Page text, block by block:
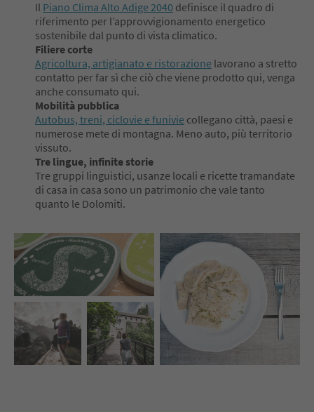
Il Piano Clima Alto Adige 2040 definisce il quadro di
riferimento per l’approvvigionamento energetico
sostenibile dal punto di vista climatico.
Filiere corte
Agricoltura, artigianato e ristorazione lavorano a stretto
contatto per far sì che ciò che viene prodotto qui, venga
anche consumato qui.
Mobilità pubblica
Autobus, treni, ciclovie e funivie collegano città, paesi e
numerose mete di montagna. Meno auto, più territorio
vissuto.
Tre lingue, infinite storie
Tre gruppi linguistici, usanze locali e ricette tramandate
di casa in casa sono un patrimonio che vale tanto
quanto le Dolomiti.